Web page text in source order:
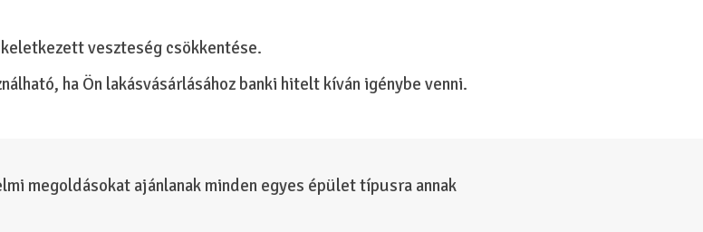
veszteség csökkentése.
ha Ön lakásvásárlásához banki hitelt kíván igénybe venni.
megoldásokat ajánlanak minden egyes épület típusra annak